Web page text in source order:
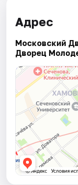
Адрес
Московский
Дворец